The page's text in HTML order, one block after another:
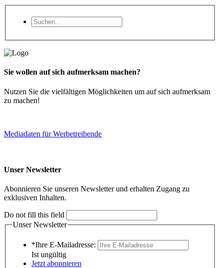
Sie wollen auf sich aufmerksam machen?
Nutzen Sie die vielfältigen Möglichkeiten um auf sich aufmerksam
zu machen!
Mediadaten für Werbetreibende
Unser Newsletter
Abonnieren Sie unseren Newsletter und erhalten Zugang zu
exklusiven Inhalten.
Do not fill this field
Unser Newsletter
*Ihre E-Mailadresse:
Ist ungültig
Jetzt abonnieren